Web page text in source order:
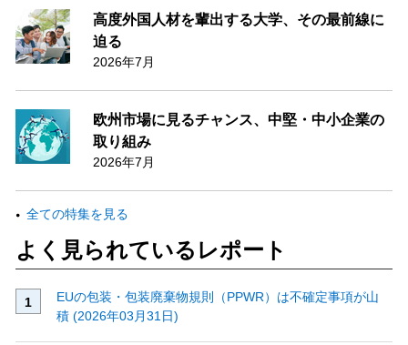
高度外国人材を輩出する大学、その最前線に
迫る
2026年7月
欧州市場に見るチャンス、中堅・中小企業の
取り組み
2026年7月
全ての特集を見る
よく見られているレポート
EUの包装・包装廃棄物規則（PPWR）は不確定事項が山
積 (2026年03月31日)